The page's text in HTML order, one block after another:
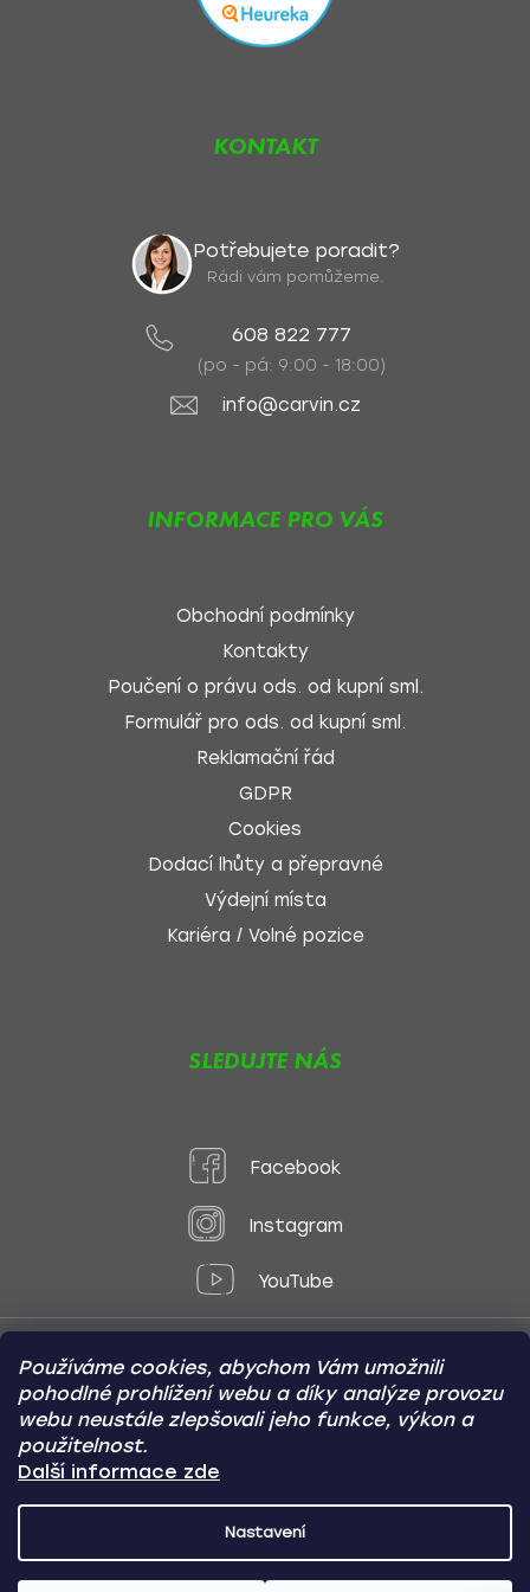
Používáme cookies, abychom Vám umožnili
pohodlné prohlížení webu a díky analýze provozu
webu neustále zlepšovali jeho funkce, výkon a
použitelnost.
Další informace zde
Nastavení
KONTAKT
Potřebujete poradit?
Rádi vám pomůžeme.
608 822 777
(po - pá: 9:00 - 18:00)
info@carvin.cz
INFORMACE PRO VÁS
Obchodní podmínky
Kontakty
Poučení o právu ods. od kupní sml.
Formulář pro ods. od kupní sml.
Reklamační řád
GDPR
Cookies
Dodací lhůty a přepravné
Výdejní místa
Kariéra / Volné pozice
SLEDUJTE NÁS
Facebook
Instagram
YouTube
Způsoby platby:
Online
Převod
Dobírka
Copyright (c) 2012 -2026 CARVIN AUTODOPLŇKY- Všechna